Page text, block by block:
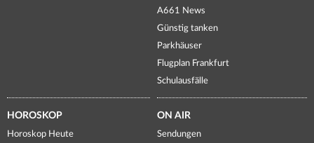
A661 News
Günstig tanken
Parkhäuser
Flugplan Frankfurt
Schulausfälle
HOROSKOP
Horoskop Heute
ON AIR
Sendungen